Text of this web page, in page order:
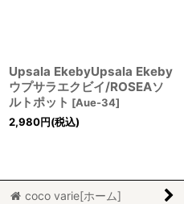
Upsala EkebyUpsala Ekeby
ウプサラエクビイ/ROSEAソ
ルトポット [Aue-34]
2,980円(税込)
coco varie[ホーム]